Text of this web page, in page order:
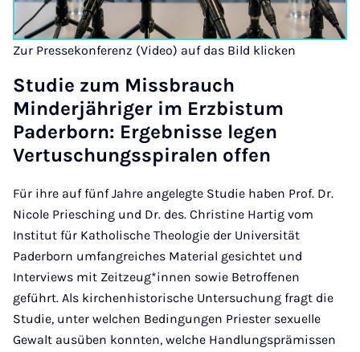
Zur Pressekonferenz (Video) auf das Bild klicken
Studie zum Missbrauch
Minderjähriger im Erzbistum
Paderborn: Ergebnisse legen
Vertuschungsspiralen offen
Für ihre auf fünf Jahre angelegte Studie haben Prof. Dr.
Nicole Priesching und Dr. des. Christine Hartig vom
Institut für Katholische Theologie der Universität
Paderborn umfangreiches Material gesichtet und
Interviews mit Zeitzeug*innen sowie Betroffenen
geführt. Als kirchenhistorische Untersuchung fragt die
Studie, unter welchen Bedingungen Priester sexuelle
Gewalt ausüben konnten, welche Handlungsprämissen